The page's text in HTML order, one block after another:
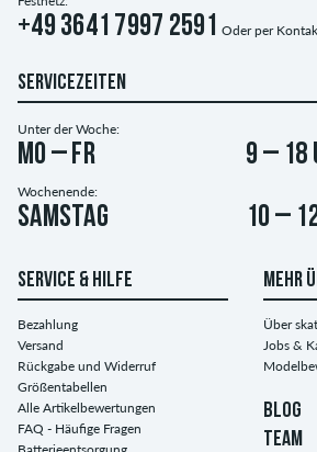
+49 3641 7997 2591 Oder per
SERVICEZEITEN
Unter der Woche:
Mo – Fr 9 – 18
Wochenende:
Samstag 10 –
SERVICE & HILFE
Bezahlung
Versand
Rückgabe und Widerruf
Größentabellen
Alle Artikelbewertungen
FAQ - Häufige Fragen
MEHR
Über
Jobs &
BLOG
TEAM